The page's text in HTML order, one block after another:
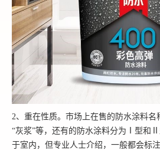
2、重在性质。市场上在售的防水涂料名
“灰浆”等，还有的防水涂料分为Ⅰ型和
于室内，但专业人士介绍，一般都会标